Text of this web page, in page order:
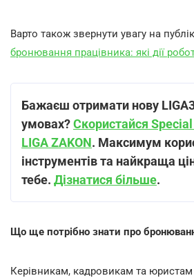
Варто також звернути увагу на
бронювання працівника: які дії
Бажаєш отримати нову
умовах?Скористайся
LIGA ZAKON. Максимум
інструментів та найкраща
тебе. Дізнатися більше.
Що ще потрібно знати про
Керівникам, кадровикам та